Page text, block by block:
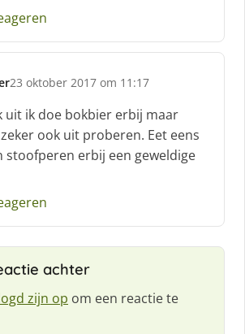
23 oktober 2017 om 11:17
uit ik doe bokbier erbij maar
ook uit proberen. Eet eens
stoofperen erbij een geweldige
achter
zijn op om een reactie te